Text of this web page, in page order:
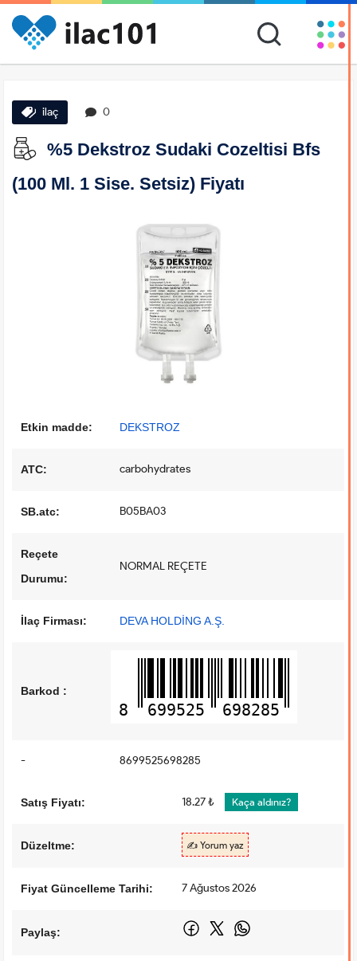
ilaç 0
%5 Dekstroz Sudaki Cozeltisi Bfs
(100 Ml. 1 Sise. Setsiz) Fiyatı
Etkin madde: DEKSTROZ
ATC: carbohydrates
SB.atc: B05BA03
Reçete
Durumu:
NORMAL REÇETE
İlaç Firması: DEVA HOLDİNG A.Ş.
Barkod :
8 699525 698285
- 8699525698285
Satış Fiyatı: 18.27 ₺ Kaça aldınız?
Düzeltme: ✍️ Yorum yaz
Fiyat Güncelleme Tarihi: 7 Ağustos 2026
Paylaş: